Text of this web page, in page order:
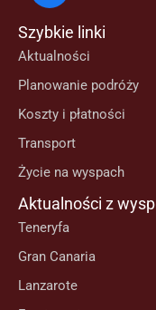
Szybkie linki
Aktualności
Planowanie podróży
Koszty i płatności
Transport
Życie na wyspach
Aktualności z wysp
Teneryfa
Gran Canaria
Lanzarote